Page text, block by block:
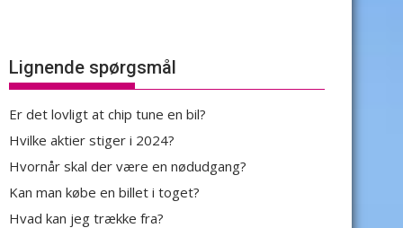
Lignende spørgsmål
Er det lovligt at chip tune en bil?
Hvilke aktier stiger i 2024?
Hvornår skal der være en nødudgang?
Kan man købe en billet i toget?
Hvad kan jeg trække fra?